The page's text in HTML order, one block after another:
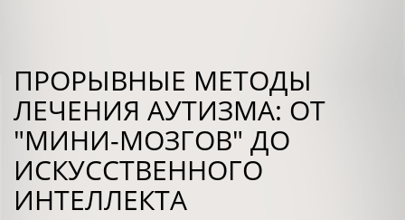
ПРОРЫВНЫЕ МЕТОДЫ
ЛЕЧЕНИЯ АУТИЗМА: ОТ
"МИНИ-МОЗГОВ" ДО
ИСКУССТВЕННОГО
ИНТЕЛЛЕКТА